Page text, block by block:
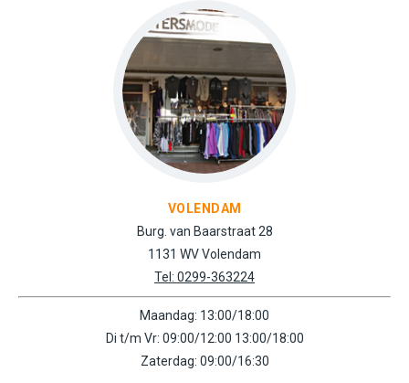
VOLENDAM
Burg. van Baarstraat 28
1131 WV Volendam
Tel: 0299-363224
Maandag: 13:00/18:00
Di t/m Vr: 09:00/12:00 13:00/18:00
Zaterdag: 09:00/16:30